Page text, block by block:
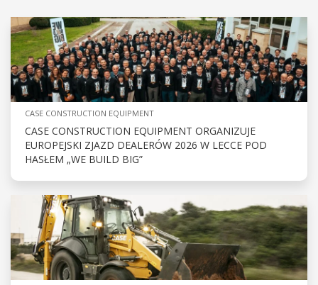
CASE CONSTRUCTION EQUIPMENT
CASE CONSTRUCTION EQUIPMENT ORGANIZUJE
EUROPEJSKI ZJAZD DEALERÓW 2026 W LECCE POD
HASŁEM „WE BUILD BIG”